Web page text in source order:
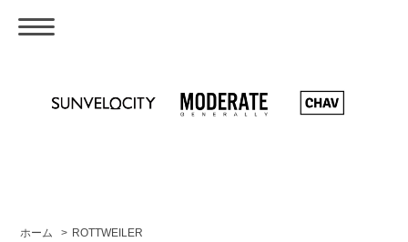
ホーム > ROTTWEILER